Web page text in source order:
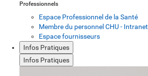
Professionnels
Espace Professionnel de la Santé
Membre du personnel CHU - Intranet
Espace fournisseurs
Infos Pratiques
Infos Pratiques